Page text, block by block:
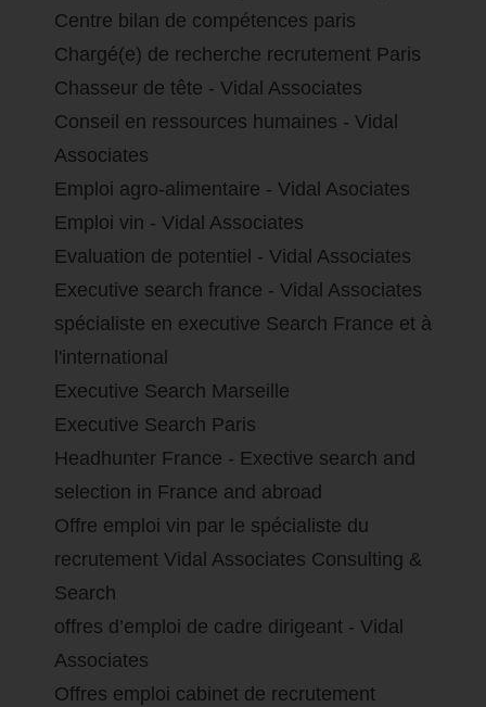
Centre bilan de compétences paris
Chargé(e) de recherche recrutement Paris
Chasseur de tête - Vidal Associates
Conseil en ressources humaines - Vidal
Associates
Emploi agro-alimentaire - Vidal Asociates
Emploi vin - Vidal Associates
Evaluation de potentiel - Vidal Associates
Executive search france - Vidal Associates
spécialiste en executive Search France et à
l'international
Executive Search Marseille
Executive Search Paris
Headhunter France - Exective search and
selection in France and abroad
Offre emploi vin par le spécialiste du
recrutement Vidal Associates Consulting &
Search
offres d’emploi de cadre dirigeant - Vidal
Associates
Offres emploi cabinet de recrutement